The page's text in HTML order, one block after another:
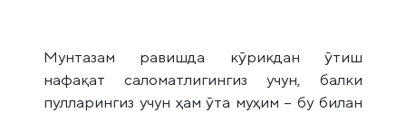
Мунтазам равишда кўрикдан ўтиш
нафақат саломатлигингиз учун, балки
пулларингиз учун ҳам ўта муҳим – бу билан